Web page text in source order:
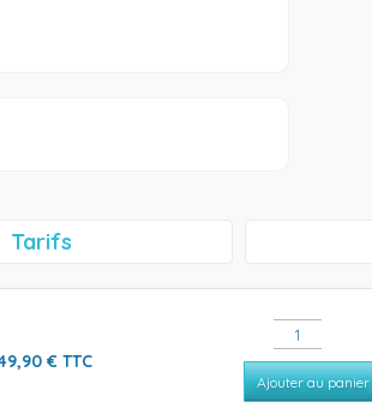
Tarifs
€ TTC
Ajouter au panier